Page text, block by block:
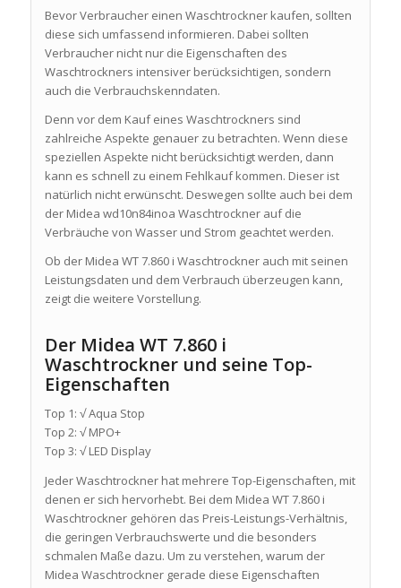
Bevor Verbraucher einen Waschtrockner kaufen, sollten
diese sich umfassend informieren. Dabei sollten
Verbraucher nicht nur die Eigenschaften des
Waschtrockners intensiver berücksichtigen, sondern
auch die Verbrauchskenndaten.
Denn vor dem Kauf eines Waschtrockners sind
zahlreiche Aspekte genauer zu betrachten. Wenn diese
speziellen Aspekte nicht berücksichtigt werden, dann
kann es schnell zu einem Fehlkauf kommen. Dieser ist
natürlich nicht erwünscht. Deswegen sollte auch bei dem
der Midea wd10n84inoa Waschtrockner auf die
Verbräuche von Wasser und Strom geachtet werden.
Ob der Midea WT 7.860 i Waschtrockner auch mit seinen
Leistungsdaten und dem Verbrauch überzeugen kann,
zeigt die weitere Vorstellung.
Der Midea WT 7.860 i
Waschtrockner und seine Top-
Eigenschaften
Top 1: √ Aqua Stop
Top 2: √ MPO+
Top 3: √ LED Display
Jeder Waschtrockner hat mehrere Top-Eigenschaften, mit
denen er sich hervorhebt. Bei dem Midea WT 7.860 i
Waschtrockner gehören das Preis-Leistungs-Verhältnis,
die geringen Verbrauchswerte und die besonders
schmalen Maße dazu. Um zu verstehen, warum der
Midea Waschtrockner gerade diese Eigenschaften